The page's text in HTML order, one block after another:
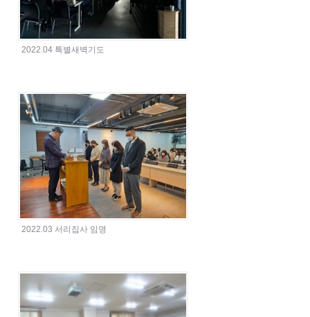
2022.04 특별새벽기도
2022.03 서리집사 임명